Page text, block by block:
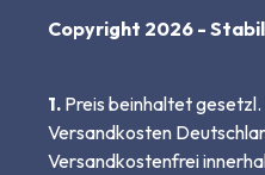
Copyright 2026 -
1. Preis beinhaltet
Versandkosten
Versandkostenfrei